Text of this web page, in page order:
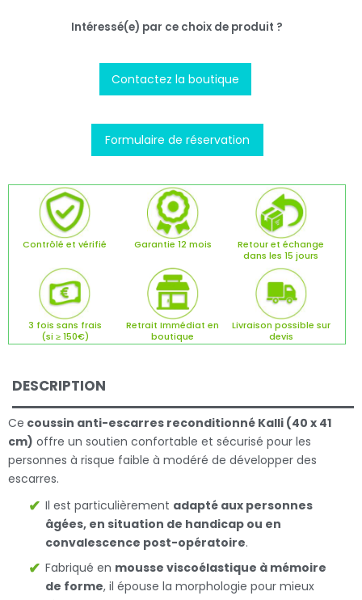
Intéressé(e) par ce choix de produit ?
Contactez la boutique
Formulaire de réservation
Contrôlé et vérifié Garantie 12 mois
Retour et échange
dans les 15 jours
3 fois sans frais
(si ≥ 150€)
Retrait Immédiat en
boutique
Livraison possible sur
devis
DESCRIPTION
Ce coussin anti-escarres reconditionné Kalli (40 x 41
cm) offre un soutien confortable et sécurisé pour les
personnes à risque faible à modéré de développer des
escarres.
Il est particulièrement adapté aux personnes
âgées, en situation de handicap ou en
convalescence post-opératoire.
Fabriqué en mousse viscoélastique à mémoire
de forme, il épouse la morphologie pour mieux